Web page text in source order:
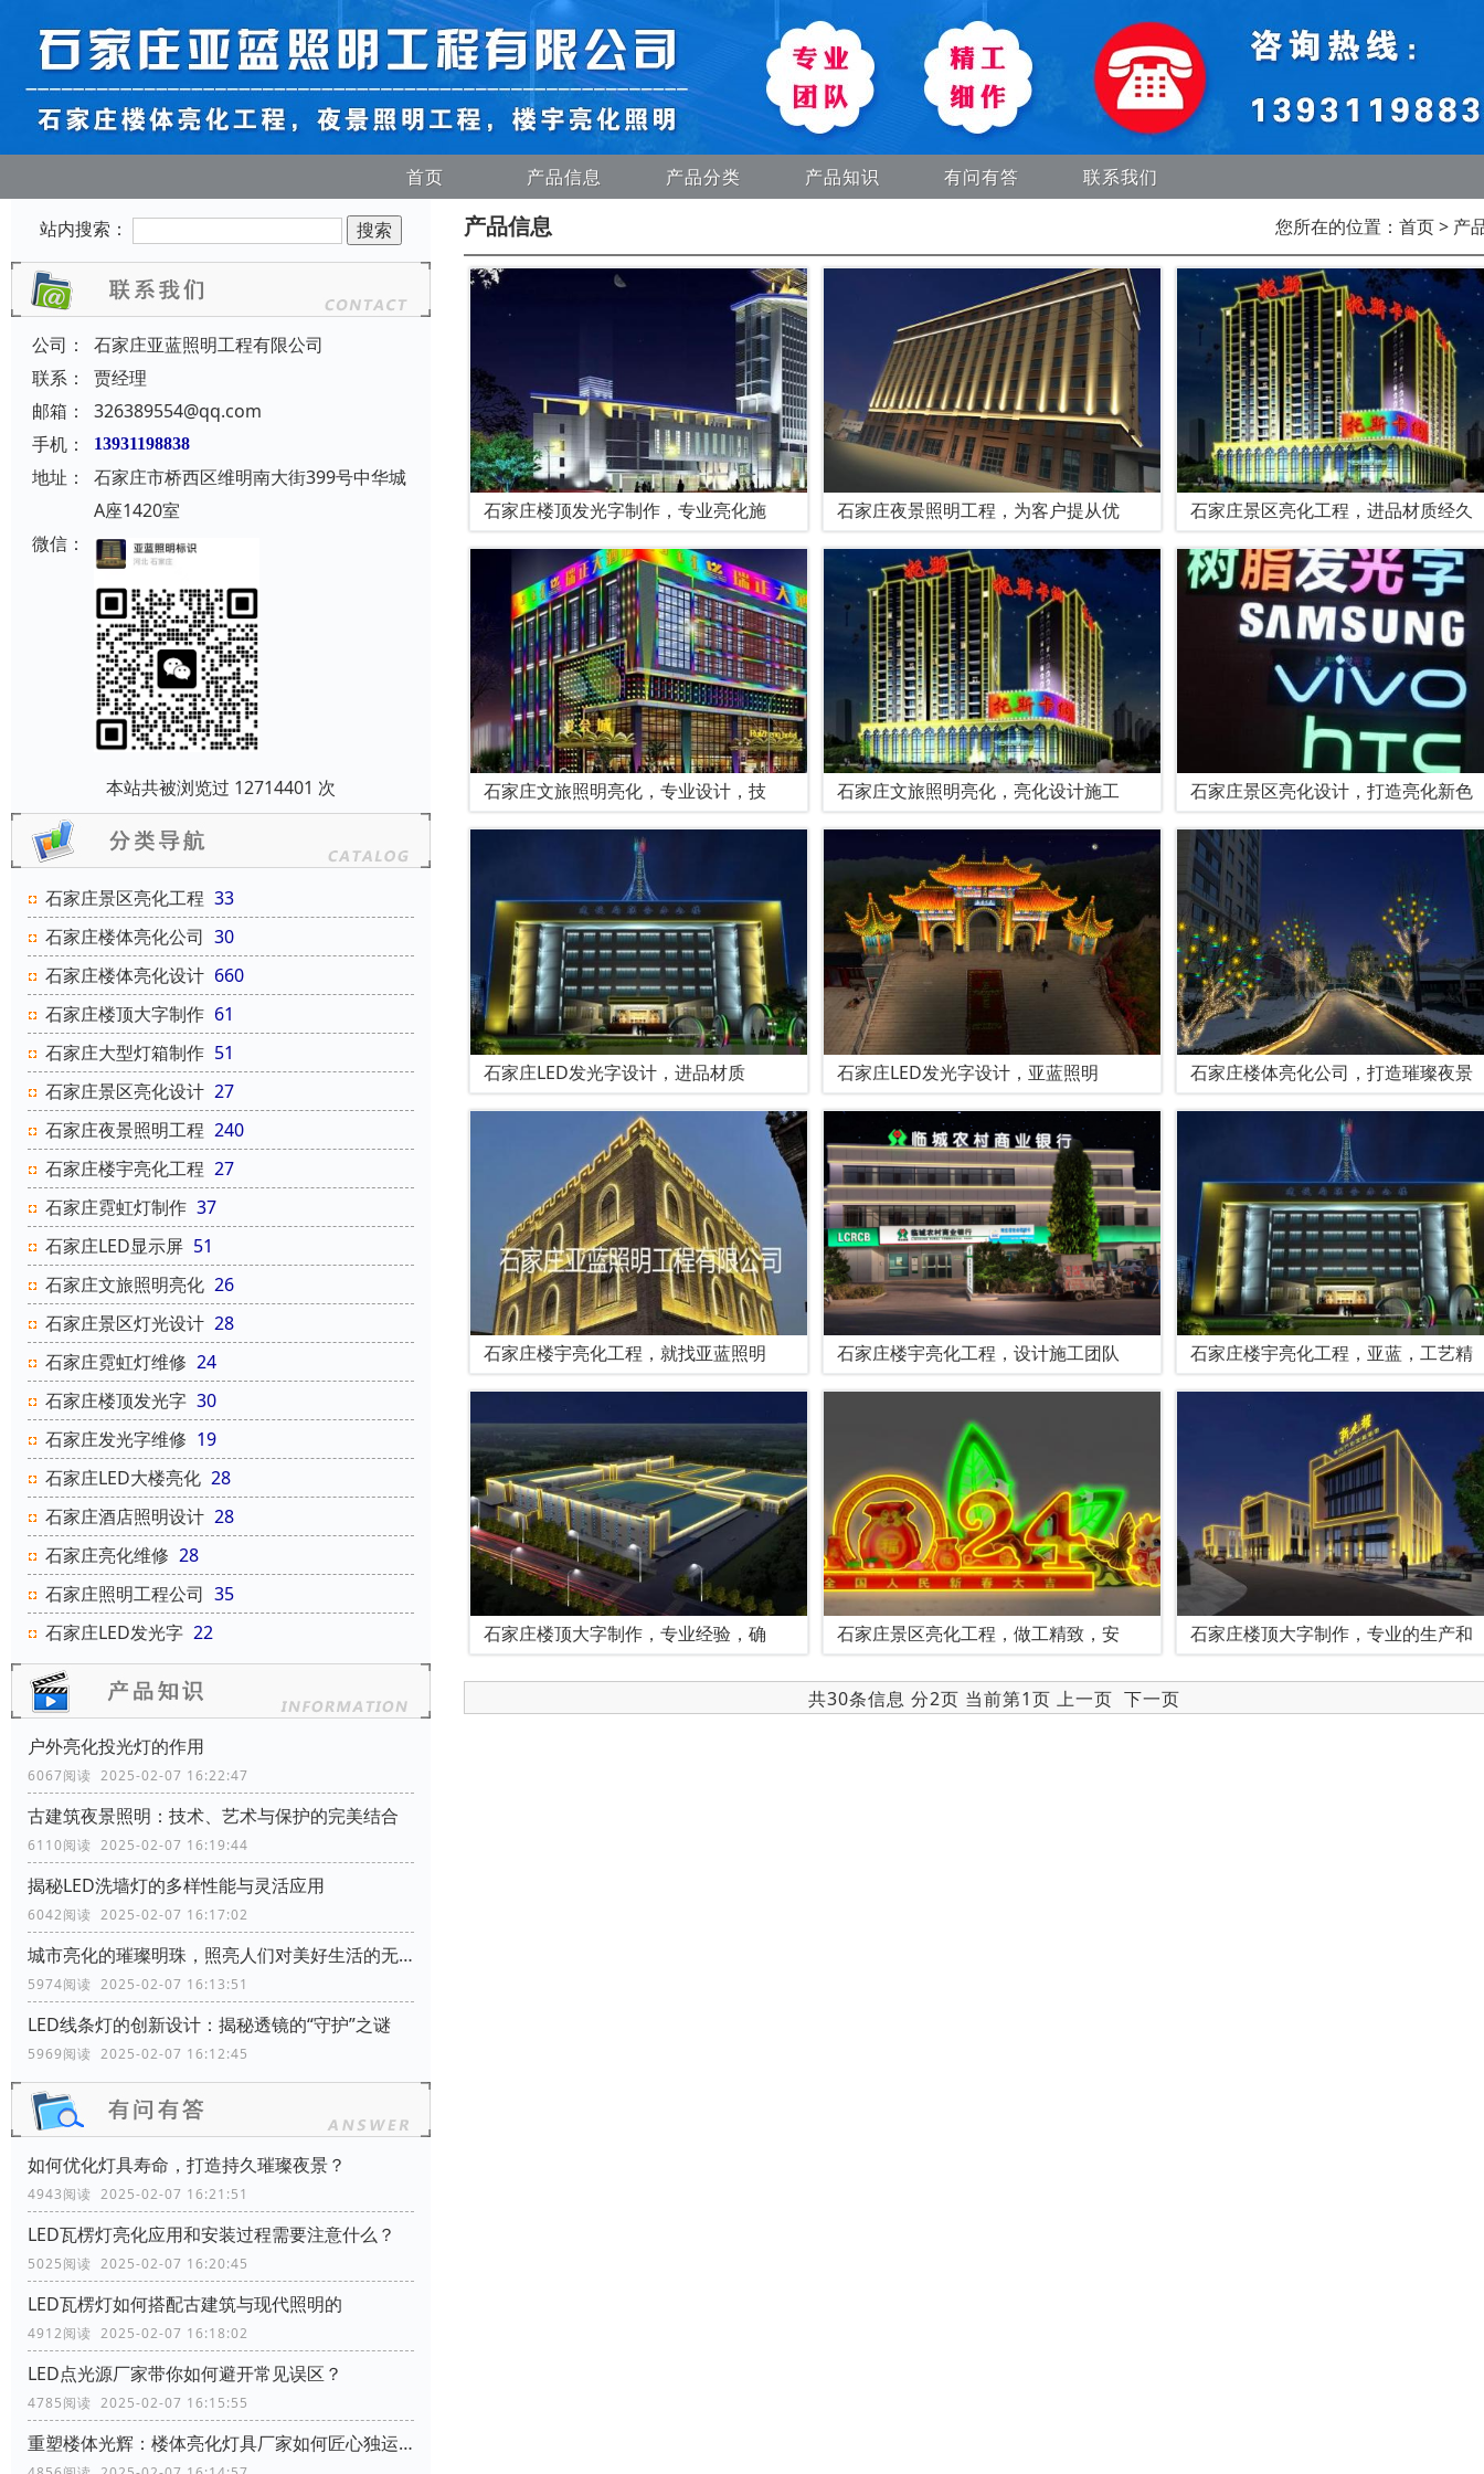
首页 产品信息 产品分类 产品知识 有问有答 联系我们
站内搜索：
公司：
石家庄亚蓝照明工程有限公司
联系：
贾经理
邮箱：
326389554@qq.com
手机：
13931198838
地址：
石家庄市桥西区维明南大街399号中华城
A座1420室
微信：
本站共被浏览过 12714401 次
石家庄景区亮化工程 33
石家庄楼体亮化公司 30
石家庄楼体亮化设计 660
石家庄楼顶大字制作 61
石家庄大型灯箱制作 51
石家庄景区亮化设计 27
石家庄夜景照明工程 240
石家庄楼宇亮化工程 27
石家庄霓虹灯制作 37
石家庄LED显示屏 51
石家庄文旅照明亮化 26
石家庄景区灯光设计 28
石家庄霓虹灯维修 24
石家庄楼顶发光字 30
石家庄发光字维修 19
石家庄LED大楼亮化 28
石家庄酒店照明设计 28
石家庄亮化维修 28
石家庄照明工程公司 35
石家庄LED发光字 22
户外亮化投光灯的作用
6067阅读 2025-02-07 16:22:47
古建筑夜景照明：技术、艺术与保护的完美结合
6110阅读 2025-02-07 16:19:44
揭秘LED洗墙灯的多样性能与灵活应用
6042阅读 2025-02-07 16:17:02
城市亮化的璀璨明珠，照亮人们对美好生活的无限向往
5974阅读 2025-02-07 16:13:51
LED线条灯的创新设计：揭秘透镜的“守护”之谜
5969阅读 2025-02-07 16:12:45
如何优化灯具寿命，打造持久璀璨夜景？
4943阅读 2025-02-07 16:21:51
LED瓦楞灯亮化应用和安装过程需要注意什么？
5025阅读 2025-02-07 16:20:45
LED瓦楞灯如何搭配古建筑与现代照明的
4912阅读 2025-02-07 16:18:02
LED点光源厂家带你如何避开常见误区？
4785阅读 2025-02-07 16:15:55
重塑楼体光辉：楼体亮化灯具厂家如何匠心独运，彰显建筑特色
产品信息 您所在的位置： 首页> 产
石家庄楼顶发光字制作，专业亮化施 石家庄夜景照明工程，为客户提从优 石家庄景区亮化工程，进品材质经久
石家庄文旅照明亮化，专业设计，技 石家庄文旅照明亮化，亮化设计施工 石家庄景区亮化设计，打造亮化新色
石家庄LED发光字设计，进品材质 石家庄LED发光字设计，亚蓝照明 石家庄楼体亮化公司，打造璀璨夜景
石家庄楼宇亮化工程，就找亚蓝照明 石家庄楼宇亮化工程，设计施工团队 石家庄楼宇亮化工程，亚蓝，工艺精
石家庄楼顶大字制作，专业经验，确 石家庄景区亮化工程，做工精致，安 石家庄楼顶大字制作，专业的生产和
共30条信息 分2页 当前第1页 上一页 下一页